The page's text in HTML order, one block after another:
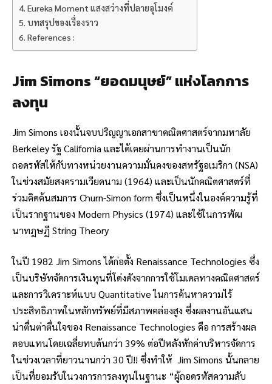
Eureka Moment แสงสว่างที่ปลายอุโมงค์
บทสรุปของเรื่องราว
References :
Jim Simons “ยอดมนุษย์” แห่งโลกการ
ลงทุน
Jim Simons เองนั้นจบปริญญาเอกสาขาคณิตศาสตร์จากมหาลัย
Berkeley รัฐ California และได้เคยผ่านการทำงานเป็นนัก
ถอดรหัสให้กับทางหน่วยงานความมั่นคงของสหรัฐอเมริกา (NSA)
ในช่วงสมัยสงครามเวียดนาม (1964) และเป็นนักคณิตศาสตร์ที่
ร่วมคิดค้นสมการ Churn-Simon form ซึ่งเป็นหนึ่งในองค์ความรู้ที่
เป็นรากฐานของ Modern Physics (1974) และใช้ในการพัฒ
นาทฎษฏี String Theory
ในปี 1982 Jim Simons ได้ก่อตั้ง Renaissance Technologies ซึ่ง
เป็นบริษัทจัดการเงินทุนที่โด่งดังจากการใช้โมเดลทางคณิตศาสตร์
และการวิเคราะห์แบบ Quantitative ในการค้นหาความไร้
ประสิทธิภาพในหลักทรัพย์ที่มีสภาพคล่องสูง ซึ่งผลงานอันแสน
น่าตื่นต่าตื่นใจของ Renaissance Technologies คือ การสร้างผล
ตอบแทนโดยเฉลี่ยทบต้นกว่า 39% ต่อปีหลังหักค่าบริหารจัดการ
ในช่วงเวลาที่ยาวนานกว่า 30 ปี!! ซึ่งทำให้ Jim Simons นั้นกลาย
เป็นที่ยอมรับในวงการการลงทุนในฐานะ “ผู้ถอดรหัสความลับ